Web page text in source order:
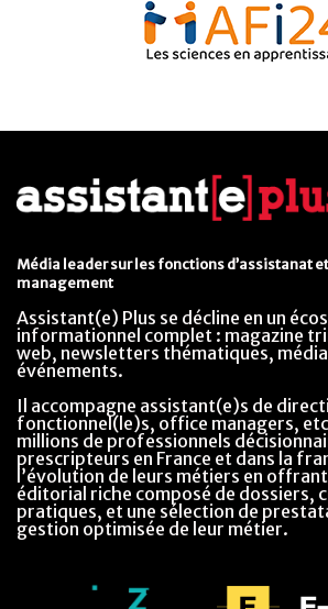
Média leader sur les fonctions d’assistanat
management
Assistant(e) Plus se décline en un
informationnel complet : magazine
web, newsletters thématiques,
événements.
Il accompagne assistant(e)s de
fonctionnel(le)s, office managers,
millions de professionnels
prescripteurs en France et dans la
l’évolution de leurs métiers en
éditorial riche composé de dossiers,
pratiques, et une sélection de
gestion optimisée de leur métier.